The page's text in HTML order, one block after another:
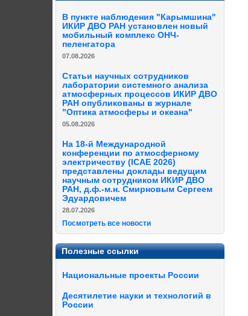
В пункте наблюдения "Карымшина"
ИКИР ДВО РАН установлен новый
мобильный комплекс ОНЧ-
пеленгатора
07.08.2026
Статьи научных сотрудников
лаборатории системного анализа
атмосферных процессов ИКИР ДВО
РАН опубликованы в журнале
"Оптика атмосферы и океана"
05.08.2026
На 18-й Международной
конференции по атмосферному
электричеству (ICAE 2026)
представлены доклады ведущим
научным сотрудником ИКИР ДВО
РАН, д.ф.-м.н. Смирновым Сергеем
Эдуардовичем
28.07.2026
Посмотреть все новости
Полезные ссылки
Национальные проекты России
Десятилетие науки и технологий в
России